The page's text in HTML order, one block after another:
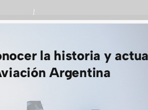
la historia y
Argentina